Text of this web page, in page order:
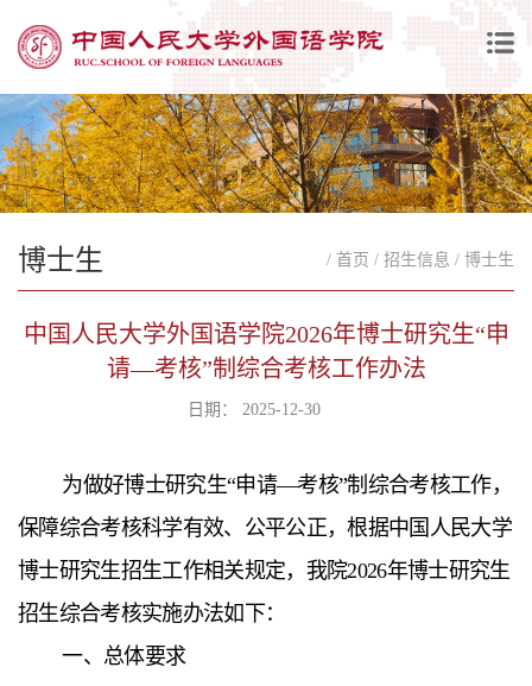
博士生 / 首页 / 招生信息 / 博士生
中国人民大学外国语学院2026年博士研究生“申
请—考核”制综合考核工作办法
日期： 2025-12-30
为做好博士研究生“申请—考核”制综合考核工作，
保障综合考核科学有效、公平公正，根据中国人民大学
博士研究生招生工作相关规定，我院2026年博士研究生
招生综合考核实施办法如下：
一、 总体要求